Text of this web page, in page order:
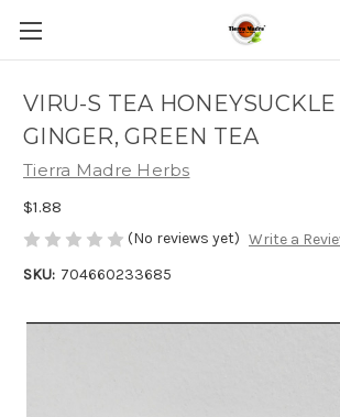
VIRU-S TEA
GINGER, GREEN TEA
Tierra Madre Herbs
$1.88
(No reviews yet) Write a
SKU: 704660233685